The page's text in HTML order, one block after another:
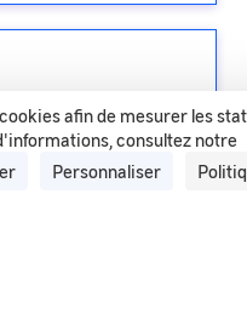
afin de mesurer les
consultez notre
Personnaliser
Lire l'article